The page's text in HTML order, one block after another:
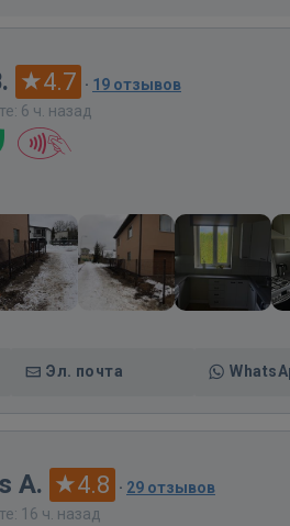
4.7 · 19 отзывов
6 ч. назад
Эл. почта
A. 4.8 · 29 отзывов
16 ч. назад